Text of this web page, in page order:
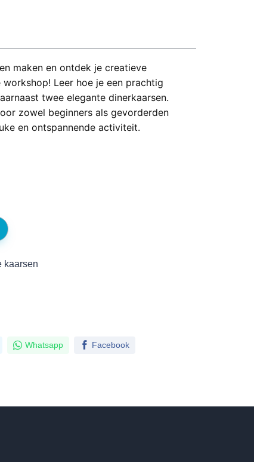
maken en ontdek je creatieve
Leer hoe je een prachtig
twee elegante dinerkaarsen.
zowel beginners als gevorderden
en ontspannende activiteit.
kaarsen
Whatsapp Facebook